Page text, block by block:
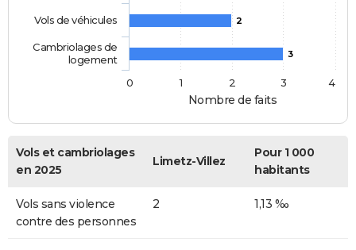
Nombre de faits
2
3
Vols de véhicules
Cambriolages de
logement
0
1 2 3 4
Vols et cambriolages
en 2025
Limetz-Villez
Pour 1 000
habitants
Vols sans violence
contre des personnes
2 1,13 ‰